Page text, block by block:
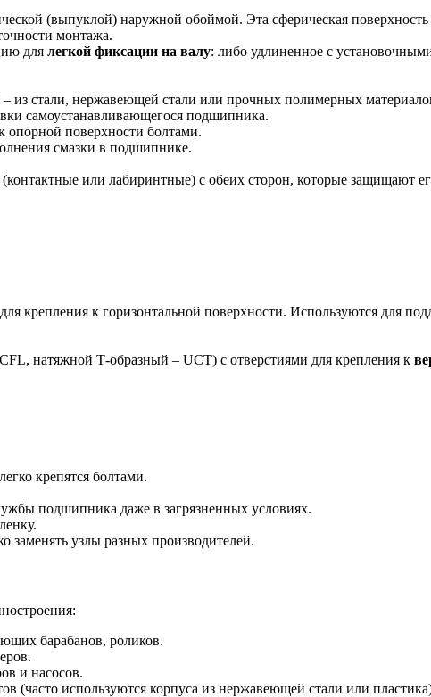
(выпуклой) наружной обоймой. Эта сферическая
монтажа.
для легкой фиксации на валу: либо удлиненное с
– из стали, нержавеющей стали или прочных полимерных
самоустанавливающегося подшипника.
опорной поверхности болтами.
смазки в подшипнике.
(контактные или лабиринтные) с обеих сторон, которые защищают
крепления к горизонтальной поверхности. Используются для
натяжной Т-образный – UCT) с отверстиями для крепления к
крепятся болтами.
подшипника даже в загрязненных условиях.
заменять узлы разных производителей.
барабанов, роликов.
и насосов.
(часто используются корпуса из нержавеющей стали или